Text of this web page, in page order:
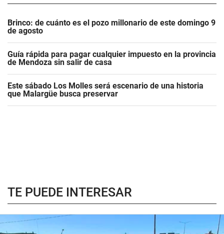
Brinco: de cuánto es el pozo millonario de este domingo 9
de agosto
Guía rápida para pagar cualquier impuesto en la provincia
de Mendoza sin salir de casa
Este sábado Los Molles será escenario de una historia
que Malargüe busca preservar
TE PUEDE INTERESAR